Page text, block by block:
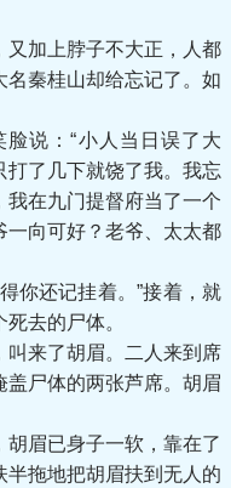
加上脖子不大正，人都
名秦桂山却给忘记了。如
说：“小人当日误了大
了几下就饶了我。我忘
在九门提督府当了一个
一向可好？老爷、太太都
还记挂着。”接着，就
去的尸体。
来了胡眉。二人来到席
尸体的两张芦席。胡眉
眉已身子一软，靠在了
拖地把胡眉扶到无人的